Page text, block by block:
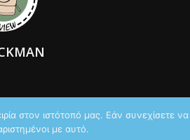
στον ιστότοπό μας. Εάν συνεχίσετε
με αυτό.